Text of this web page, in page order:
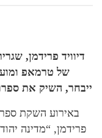
דיוויד פרידמן,
של טרמאפ
ייבחר, השיק את
באירוע השקת
פרידמן, “מדינה